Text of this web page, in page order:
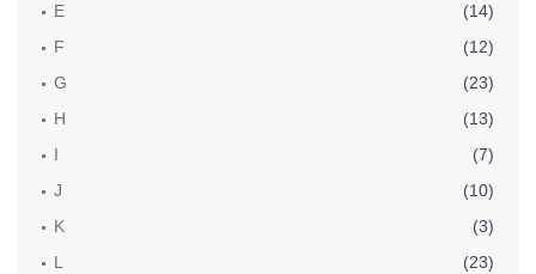
E
(14)
F
(12)
G
(23)
H
(13)
I
(7)
J
(10)
K
(3)
L
(23)